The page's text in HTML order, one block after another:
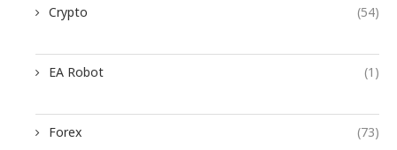
Crypto (54)
EA Robot (1)
Forex (73)